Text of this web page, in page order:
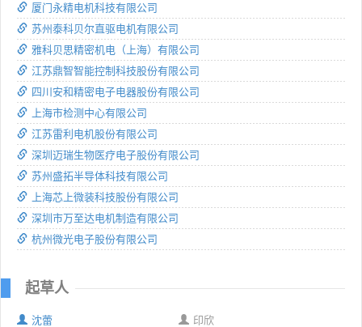
厦门永精电机科技有限公司
苏州泰科贝尔直驱电机有限公司
雅科贝思精密机电（上海）有限公司
江苏鼎智智能控制科技股份有限公司
四川安和精密电子电器股份有限公司
上海市检测中心有限公司
江苏雷利电机股份有限公司
深圳迈瑞生物医疗电子股份有限公司
苏州盛拓半导体科技有限公司
上海芯上微装科技股份有限公司
深圳市万至达电机制造有限公司
杭州微光电子股份有限公司
起草人
沈蕾
印欣